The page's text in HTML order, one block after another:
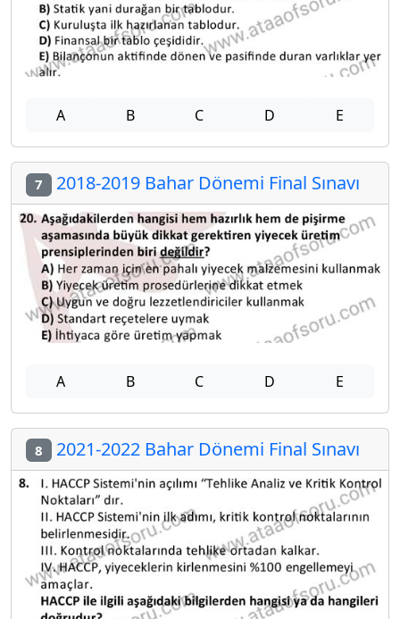
A B C D E
7 2018-2019 Bahar Dönemi Final Sınavı
A B C D E
8 2021-2022 Bahar Dönemi Final Sınavı